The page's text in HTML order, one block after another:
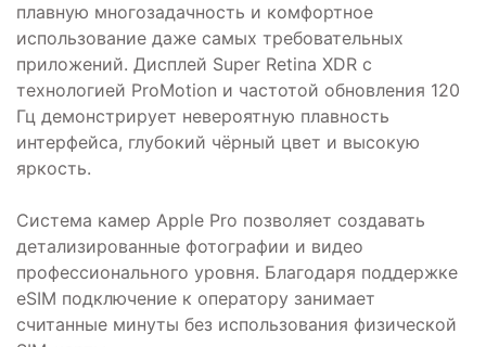
плавную многозадачность и комфортное
использование даже самых требовательных
приложений. Дисплей Super Retina XDR с
технологией ProMotion и частотой обновления 120
Гц демонстрирует невероятную плавность
интерфейса, глубокий чёрный цвет и высокую
яркость.
Система камер Apple Pro позволяет создавать
детализированные фотографии и видео
профессионального уровня. Благодаря поддержке
eSIM подключение к оператору занимает
считанные минуты без использования физической